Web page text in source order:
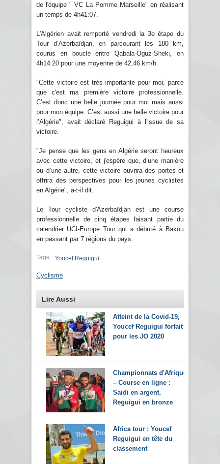
de l'équipe " VC La Pomme Marseille" en réalisant
un temps de 4h41:07.
L'Algérien avait remporté vendredi la 3e étape du
Tour d’Azerbaïdjan, en parcourant les 180 km,
courus en boucle entre Qabala-Oguz-Sheki, en
4h14:20 pour une moyenne de 42,46 km/h.
"Cette victoire est très importante pour moi, parce
que c'est ma première victoire professionnelle.
C’est donc une belle journée pour moi mais aussi
pour mon équipe. C’est aussi une belle victoire pour
l’Algérie", avait déclaré Reguigui à l'issue de sa
victoire.
"Je pense que les gens en Algérie seront heureux
avec cette victoire, et j'espère que, d’une manière
ou d’une autre, cette victoire ouvrira des portes et
offrira des perspectives pour les jeunes cyclistes
en Algérie", a-t-il dit.
Le Tour cycliste d'Azerbaïdjan est une course
professionnelle de cinq étapes faisant partie du
calendrier UCI-Europe Tour qui a débuté à Bakou
en passant par 7 régions du pays.
Tags: Youcef Reguigui
Cyclisme
Lire Aussi
Atteint de la Covid-19,
Youcef Reguigui forfait
pour les JO 2020
Championnats d'Afrique
– Course en ligne :
Saidi en argent,
Reguigui en bronze
Africa tour : Youcef
Reguigui en tête du
classement